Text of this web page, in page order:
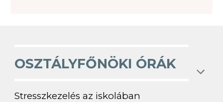
OSZTÁLYFŐNÖKI ÓRÁK
Stresszkezelés az iskolában